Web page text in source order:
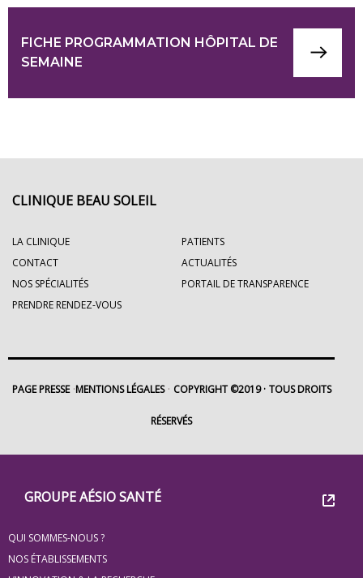
FICHE PROGRAMMATION HÔPITAL DE
SEMAINE
Groupe
Eovi
pour
GROUPE AÉSIO SANTÉ
QUI SOMMES-NOUS ?
NOS ÉTABLISSEMENTS
CLINIQUE BEAU SOLEIL
LA CLINIQUE
PATIENTS
CONTACT
ACTUALITÉS
NOS SPÉCIALITÉS
PORTAIL DE TRANSPARENCE
PRENDRE RENDEZ-VOUS
PAGE PRESSE MENTIONS LÉGALES COPYRIGHT ©2019 TOUS DROITS
RÉSERVÉS